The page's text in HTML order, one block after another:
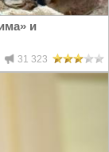
и
31 323